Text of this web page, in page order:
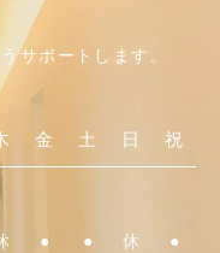
サポートします。
金 土 日 祝
● ● 休 ●